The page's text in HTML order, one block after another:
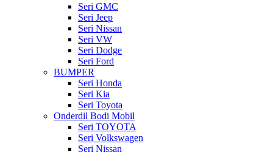
Seri GMC
Seri Jeep
Seri Nissan
Seri VW
Seri Dodge
Seri Ford
BUMPER
Seri Honda
Seri Kia
Seri Toyota
Onderdil Bodi Mobil
Seri TOYOTA
Seri Volkswagen
Seri Nissan